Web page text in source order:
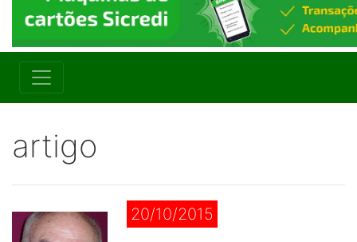
artigo
20/10/2015